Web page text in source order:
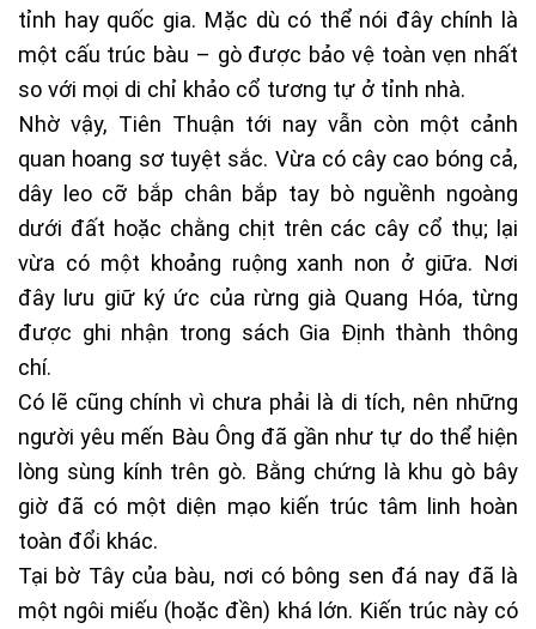
tỉnh hay quốc gia. Mặc dù có thể nói đây chính là
một cấu trúc bàu – gò được bảo vệ toàn vẹn nhất
so với mọi di chỉ khảo cổ tương tự ở tỉnh nhà.
Nhờ vậy, Tiên Thuận tới nay vẫn còn một cảnh
quan hoang sơ tuyệt sắc. Vừa có cây cao bóng cả,
dây leo cỡ bắp chân bắp tay bò nguềnh ngoàng
dưới đất hoặc chằng chịt trên các cây cổ thụ; lại
vừa có một khoảng ruộng xanh non ở giữa. Nơi
đây lưu giữ ký ức của rừng già Quang Hóa, từng
được ghi nhận trong sách Gia Định thành thông
chí.
Có lẽ cũng chính vì chưa phải là di tích, nên những
người yêu mến Bàu Ông đã gần như tự do thể hiện
lòng sùng kính trên gò. Bằng chứng là khu gò bây
giờ đã có một diện mạo kiến trúc tâm linh hoàn
toàn đổi khác.
Tại bờ Tây của bàu, nơi có bông sen đá nay đã là
một ngôi miếu (hoặc đền) khá lớn. Kiến trúc này có